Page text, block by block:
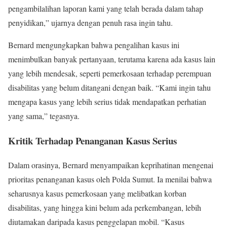
pengambilalihan laporan kami yang telah berada dalam tahap
penyidikan,” ujarnya dengan penuh rasa ingin tahu.
Bernard mengungkapkan bahwa pengalihan kasus ini
menimbulkan banyak pertanyaan, terutama karena ada kasus lain
yang lebih mendesak, seperti pemerkosaan terhadap perempuan
disabilitas yang belum ditangani dengan baik. “Kami ingin tahu
mengapa kasus yang lebih serius tidak mendapatkan perhatian
yang sama,” tegasnya.
Kritik Terhadap Penanganan Kasus Serius
Dalam orasinya, Bernard menyampaikan keprihatinan mengenai
prioritas penanganan kasus oleh Polda Sumut. Ia menilai bahwa
seharusnya kasus pemerkosaan yang melibatkan korban
disabilitas, yang hingga kini belum ada perkembangan, lebih
diutamakan daripada kasus penggelapan mobil. “Kasus